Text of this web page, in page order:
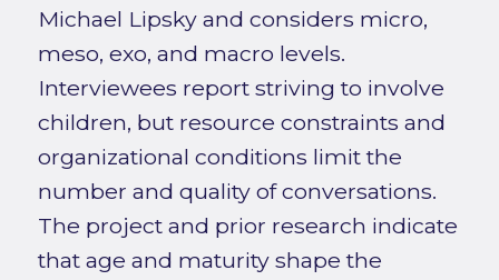
Michael Lipsky and considers micro,
meso, exo, and macro levels.
Interviewees report striving to involve
children, but resource constraints and
organizational conditions limit the
number and quality of conversations.
The project and prior research indicate
that age and maturity shape the